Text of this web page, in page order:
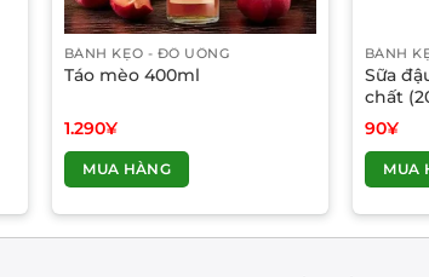
BÁNH KẸO - ĐỒ UỐNG
Táo mèo 400ml
1.290¥
MUA HÀNG
BÁNH
Sữa
chất
90¥
MUA